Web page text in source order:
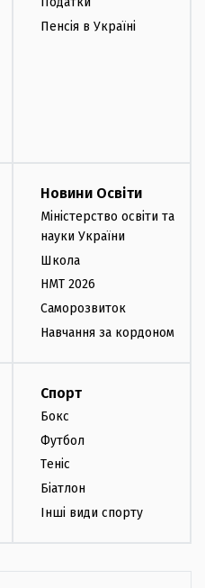
Пенсія в Україні
Новини Освіти
Міністерство освіти та
науки України
Школа
НМТ 2026
Саморозвиток
Навчання за кордоном
Спорт
Бокс
Футбол
Теніс
Біатлон
Інші види спорту